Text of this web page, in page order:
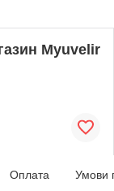
Myuvelir
Оплата Умови